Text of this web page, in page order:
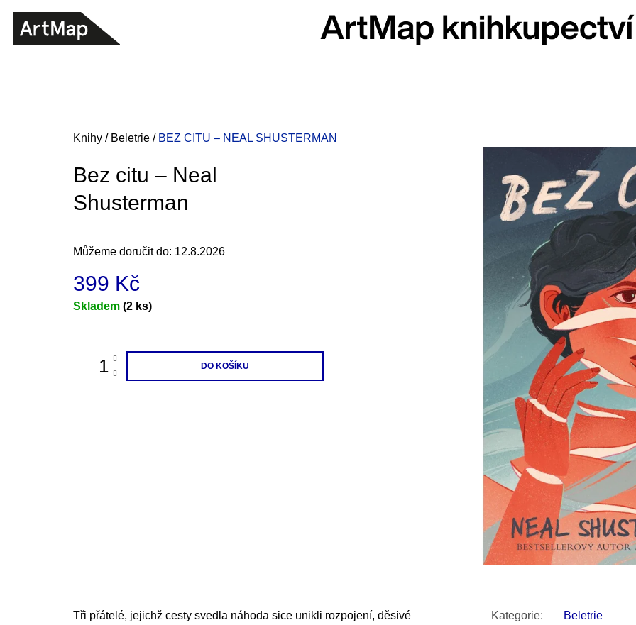
Domů
Knihy / Beletrie / BEZ CITU – NEAL SHUSTERMAN
Bez citu – Neal
Shusterman
Můžeme doručit do: 12.8.2026
399 Kč
Měrná
Skladem (2 ks)
DO KOŠÍKU
Tři přátelé, jejichž cesty svedla náhoda sice unikli rozpojení, děsivé
Kategorie:
Beletrie
ZPĚT
DO
OBCHODU
ZPĚT
DO
OBCHODU
VÝVAR
NEJEN
300 Kč
Původně:
350